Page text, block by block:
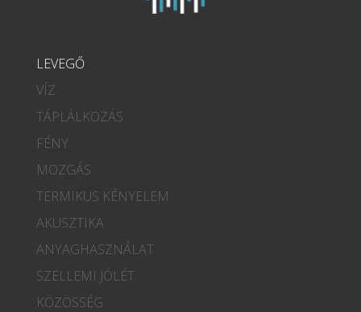
LEVEGŐ
VÍZ
TÁPLÁLKOZÁS
FÉNY
MOZGÁS
TERMIKUS KÉNYELEM
AKUSZTIKA
ANYAGHASZNÁLAT
SZELLEMI JÓLÉT
KÖZÖSSÉG